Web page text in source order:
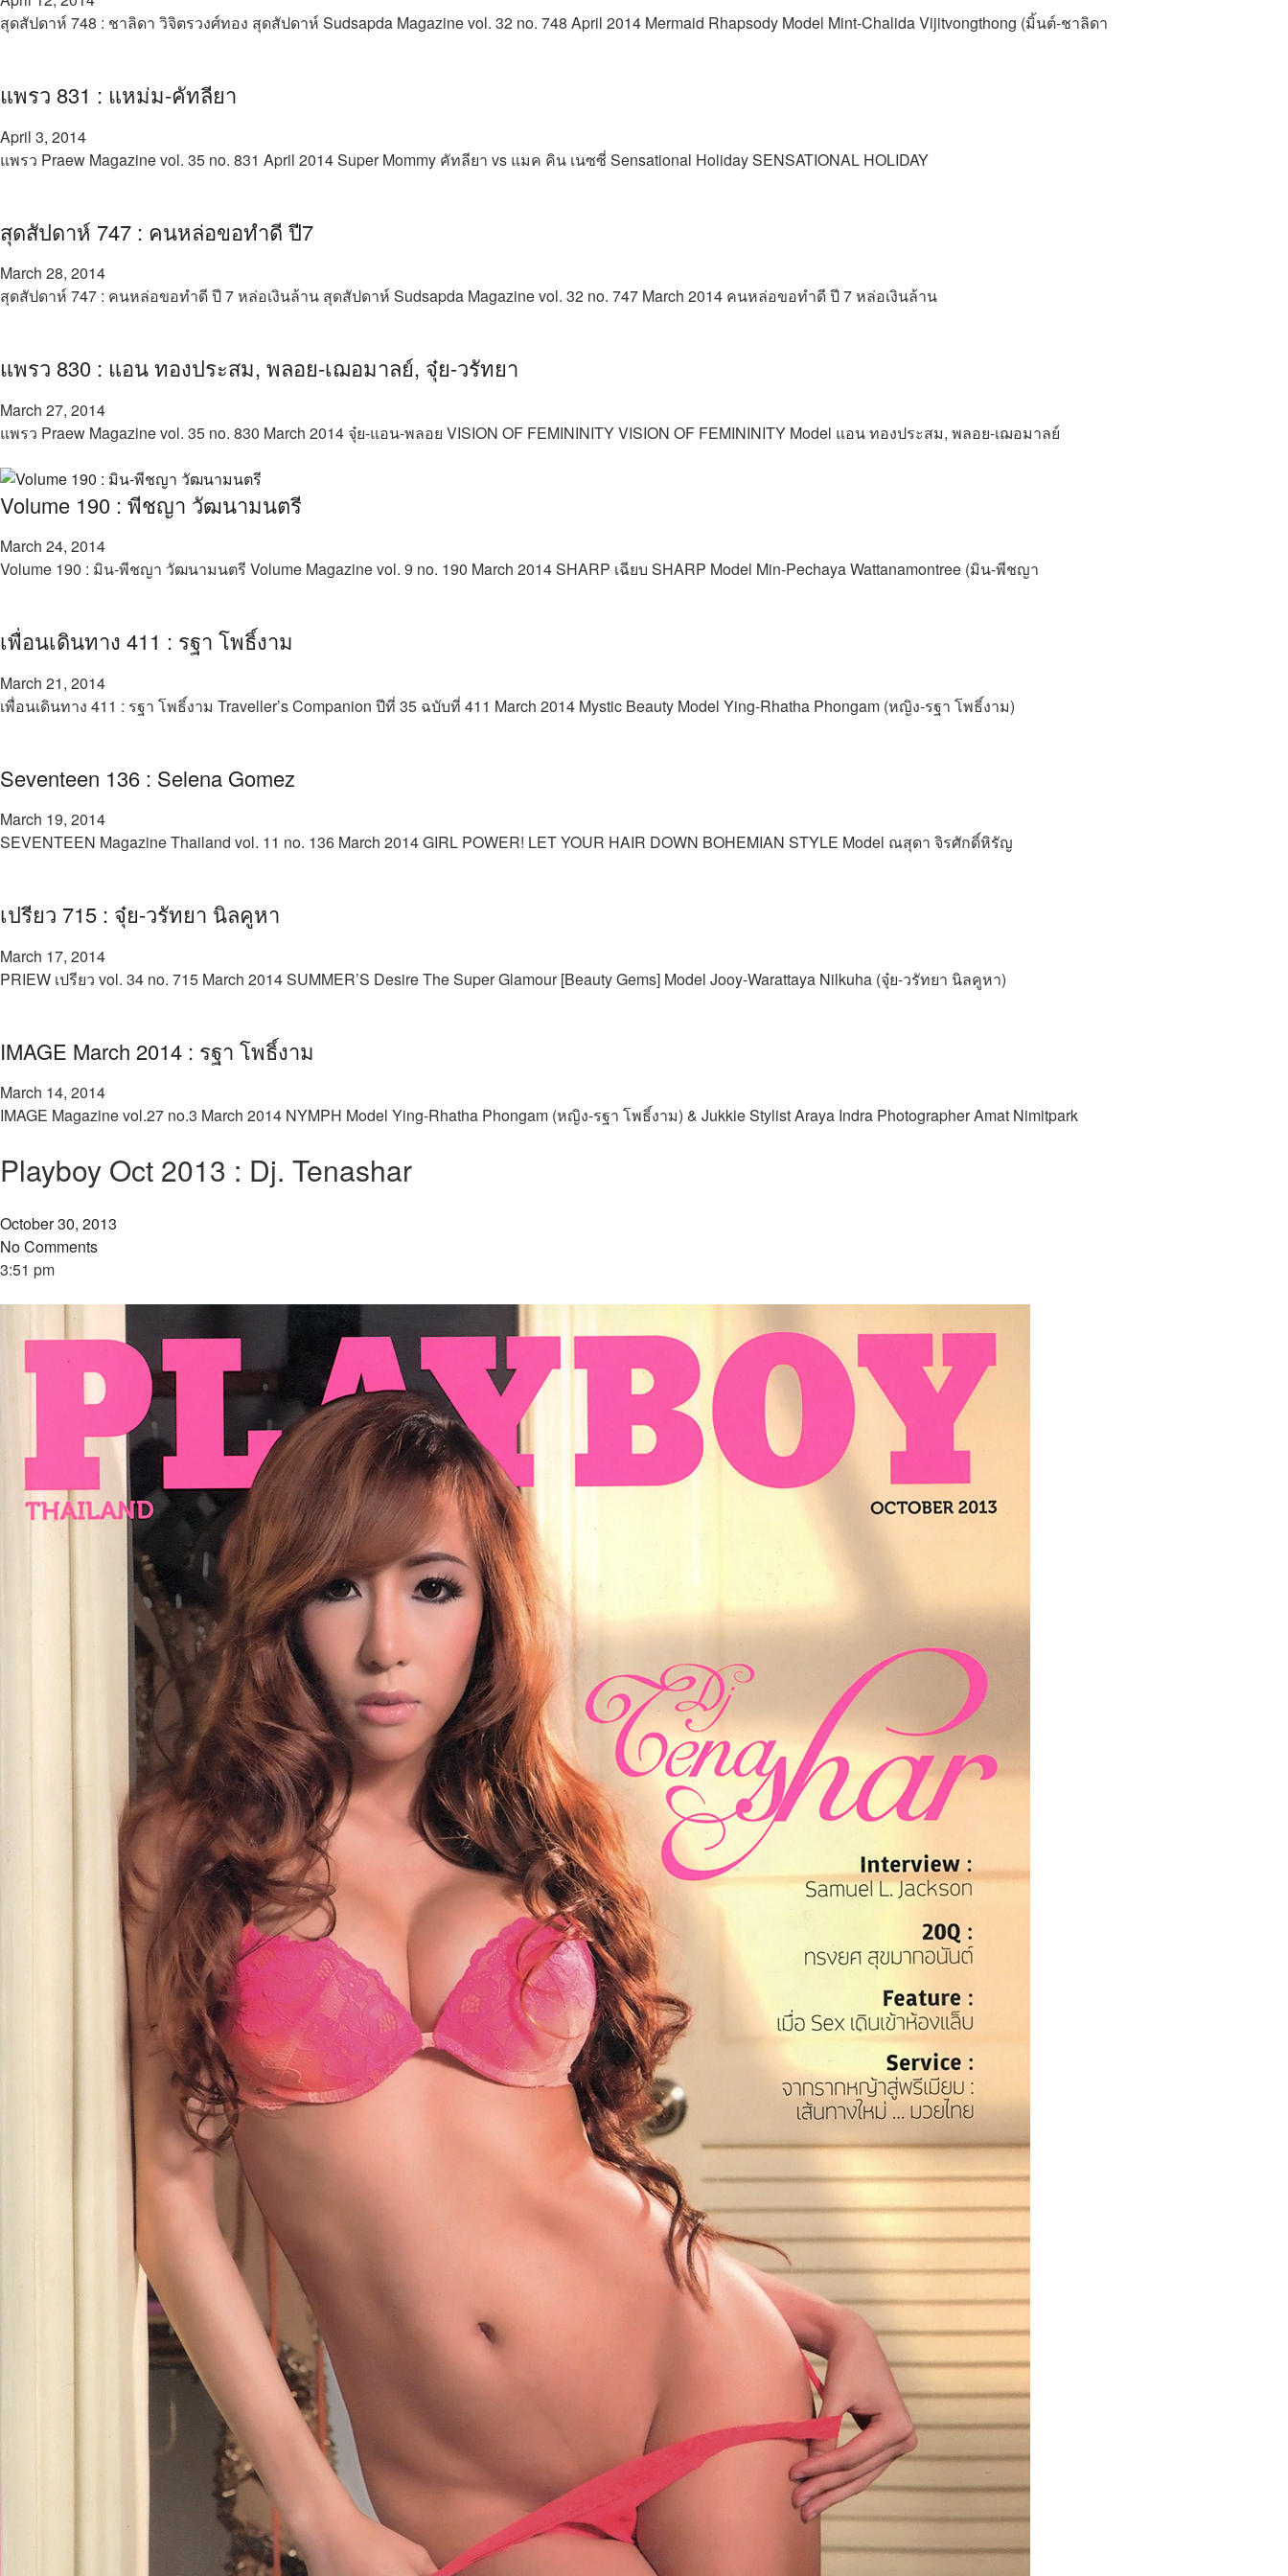
สุดสัปดาห์ 748 : ชาลิดา วิจิตรวงศ์ทอง สุดสัปดาห์ Sudsapda Magazine vol. 32 no. 748 April 2014 Mermaid Rhapsody Model Mint-Chalida Vijitvongthong (มิ้นต์-ชาลิดา
แพรว 831 : แหม่ม-คัทลียา
April 3, 2014
แพรว Praew Magazine vol. 35 no. 831 April 2014 Super Mommy คัทลียา vs แมค คิน เนซซี่ Sensational Holiday SENSATIONAL HOLIDAY
สุดสัปดาห์ 747 : คนหล่อขอทำดี ปี7
March 28, 2014
สุดสัปดาห์ 747 : คนหล่อขอทำดี ปี 7 หล่อเงินล้าน สุดสัปดาห์ Sudsapda Magazine vol. 32 no. 747 March 2014 คนหล่อขอทำดี ปี 7 หล่อเงินล้าน
แพรว 830 : แอน ทองประสม, พลอย-เฌอมาลย์, จุ๋ย-วรัทยา
March 27, 2014
แพรว Praew Magazine vol. 35 no. 830 March 2014 จุ๋ย-แอน-พลอย VISION OF FEMININITY VISION OF FEMININITY Model แอน ทองประสม, พลอย-เฌอมาลย์
Volume 190 : พีชญา วัฒนามนตรี
March 24, 2014
Volume 190 : มิน-พีชญา วัฒนามนตรี Volume Magazine vol. 9 no. 190 March 2014 SHARP เฉียบ SHARP Model Min-Pechaya Wattanamontree (มิน-พีชญา
เพื่อนเดินทาง 411 : รฐา โพธิ์งาม
March 21, 2014
เพื่อนเดินทาง 411 : รฐา โพธิ์งาม Traveller’s Companion ปีที่ 35 ฉบับที่ 411 March 2014 Mystic Beauty Model Ying-Rhatha Phongam (หญิง-รฐา โพธิ์งาม)
Seventeen 136 : Selena Gomez
March 19, 2014
SEVENTEEN Magazine Thailand vol. 11 no. 136 March 2014 GIRL POWER! LET YOUR HAIR DOWN BOHEMIAN STYLE Model ณสุดา จิรศักดิ์หิรัญ
เปรียว 715 : จุ๋ย-วรัทยา นิลคูหา
March 17, 2014
PRIEW เปรียว vol. 34 no. 715 March 2014 SUMMER’S Desire The Super Glamour [Beauty Gems] Model Jooy-Warattaya Nilkuha (จุ๋ย-วรัทยา นิลคูหา)
IMAGE March 2014 : รฐา โพธิ์งาม
March 14, 2014
IMAGE Magazine vol.27 no.3 March 2014 NYMPH Model Ying-Rhatha Phongam (หญิง-รฐา โพธิ์งาม) & Jukkie Stylist Araya Indra Photographer Amat Nimitpark
Playboy Oct 2013 : Dj. Tenashar
October 30, 2013
No Comments
3:51 pm